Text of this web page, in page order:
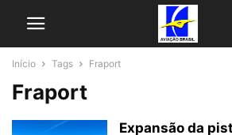
Início Tags Fraport
Fraport
Expansão da